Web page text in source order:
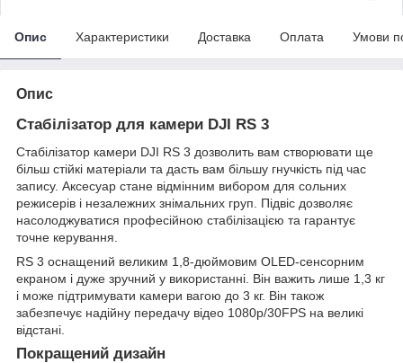
Опис Характеристики Доставка Оплата Умови
Опис
Стабілізатор для камери DJI RS 3
Стабілізатор камери DJI RS 3 дозволить вам створювати ще
більш стійкі матеріали та дасть вам більшу гнучкість під час
запису. Аксесуар стане відмінним вибором для сольних
режисерів і незалежних знімальних груп. Підвіс дозволяє
насолоджуватися професійною стабілізацією та гарантує
точне керування.
RS 3 оснащений великим 1,8-дюймовим OLED-сенсорним
екраном і дуже зручний у використанні. Він важить лише 1,3 кг
і може підтримувати камери вагою до 3 кг. Він також
забезпечує надійну передачу відео 1080p/30FPS на великі
відстані.
Покращений дизайн